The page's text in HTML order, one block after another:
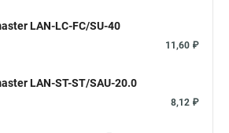
LAN-LC-FC/SU-40
11,60 ₽
LAN-ST-ST/SAU-20.0
8,12 ₽